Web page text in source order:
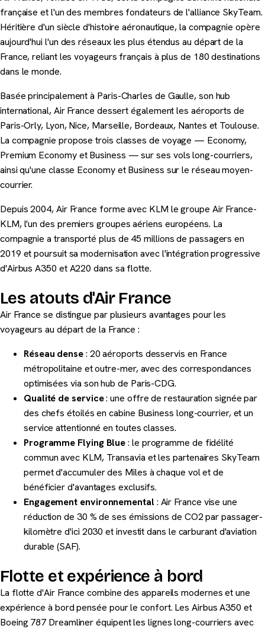
française et l'un des membres fondateurs de l'alliance SkyTeam.
Héritière d'un siècle d'histoire aéronautique, la compagnie opère
aujourd'hui l'un des réseaux les plus étendus au départ de la
France, reliant les voyageurs français à plus de 180 destinations
dans le monde.
Basée principalement à Paris-Charles de Gaulle, son hub
international, Air France dessert également les aéroports de
Paris-Orly, Lyon, Nice, Marseille, Bordeaux, Nantes et Toulouse.
La compagnie propose trois classes de voyage — Economy,
Premium Economy et Business — sur ses vols long-courriers,
ainsi qu'une classe Economy et Business sur le réseau moyen-
courrier.
Depuis 2004, Air France forme avec KLM le groupe Air France-
KLM, l'un des premiers groupes aériens européens. La
compagnie a transporté plus de 45 millions de passagers en
2019 et poursuit sa modernisation avec l'intégration progressive
d'Airbus A350 et A220 dans sa flotte.
Les atouts d'Air France
Air France se distingue par plusieurs avantages pour les
voyageurs au départ de la France :
Réseau dense: 20 aéroports desservis en France
métropolitaine et outre-mer, avec des correspondances
optimisées via son hub de Paris-CDG.
Qualité de service: une offre de restauration signée par
des chefs étoilés en cabine Business long-courrier, et un
service attentionné en toutes classes.
Programme Flying Blue: le programme de fidélité
commun avec KLM, Transavia et les partenaires SkyTeam
permet d'accumuler des Miles à chaque vol et de
bénéficier d'avantages exclusifs.
Engagement environnemental: Air France vise une
réduction de 30 % de ses émissions de CO2 par passager-
kilomètre d'ici 2030 et investit dans le carburant d'aviation
durable (SAF).
Flotte et expérience à bord
La flotte d'Air France combine des appareils modernes et une
expérience à bord pensée pour le confort. Les Airbus A350 et
Boeing 787 Dreamliner équipent les lignes long-courriers avec